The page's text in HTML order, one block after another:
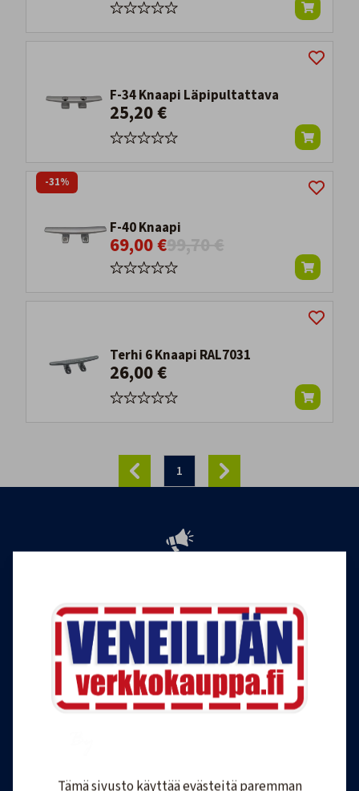
F-34 Knaapi Läpipultattava
25,20 €
F-40 Knaapi
69,00 €
-31%
Terhi 6 Knaapi RAL7031
26,00 €
1
Liity Veneilijän Verkkokaupan uutiskirjeen
tilaajaksi, ja saat jatkossa tietoa veneilystä,
uutuustuotteista ja ajankohtaisista tarjouksista
ensimmäisten joukossa. Lähetämme 1-4
uutiskirjettä kuukaudessa. Voit perua uutiskirjeen
tilauksen milloin tahansa.
Tämä sivusto käyttää evästeitä paremman